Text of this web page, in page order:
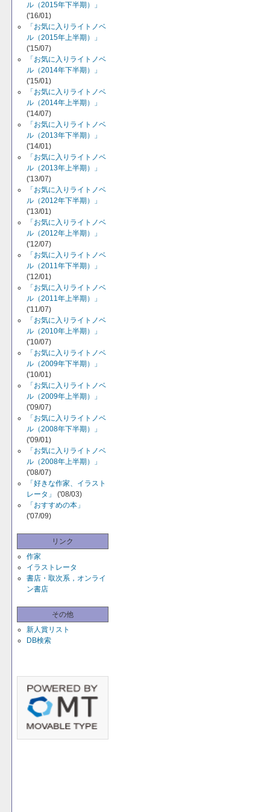
ル（2015年下半期）」
('16/01)
「お気に入りライトノベ
ル（2015年上半期）」
('15/07)
「お気に入りライトノベ
ル（2014年下半期）」
('15/01)
「お気に入りライトノベ
ル（2014年上半期）」
('14/07)
「お気に入りライトノベ
ル（2013年下半期）」
('14/01)
「お気に入りライトノベ
ル（2013年上半期）」
('13/07)
「お気に入りライトノベ
ル（2012年下半期）」
('13/01)
「お気に入りライトノベ
ル（2012年上半期）」
('12/07)
「お気に入りライトノベ
ル（2011年下半期）」
('12/01)
「お気に入りライトノベ
ル（2011年上半期）」
('11/07)
「お気に入りライトノベ
ル（2010年上半期）」
('10/07)
「お気に入りライトノベ
ル（2009年下半期）」
('10/01)
「お気に入りライトノベ
ル（2009年上半期）」
('09/07)
「お気に入りライトノベ
ル（2008年下半期）」
('09/01)
「お気に入りライトノベ
ル（2008年上半期）」
('08/07)
「好きな作家、イラスト
レータ」
('08/03)
「おすすめの本」
('07/09)
リンク
作家
イラストレータ
書店・取次系，オンライ
ン書店
その他
新人賞リスト
DB検索